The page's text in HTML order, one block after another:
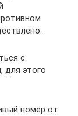
с
для этого
номер от